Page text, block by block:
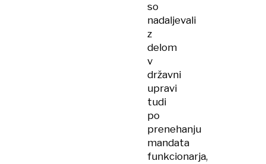
so
nadaljevali
z
delom
v
državni
upravi
tudi
po
prenehanju
mandata
funkcionarja,